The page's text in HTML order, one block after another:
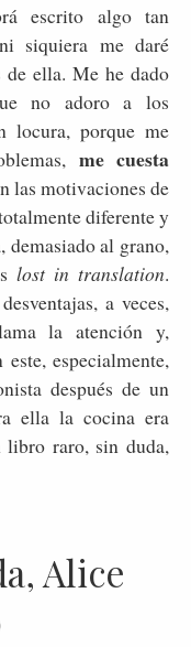
escrito algo tan
siquiera me daré
de ella. Me he dado
no adoro a los
locura, porque me
me cuesta
las motivaciones de
diferente y
demasiado al grano,
lost in translation.
a veces,
la atención y,
especialmente,
después de un
ella la cocina era
raro, sin duda,
Alice